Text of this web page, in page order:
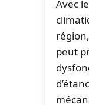
Avec
peut